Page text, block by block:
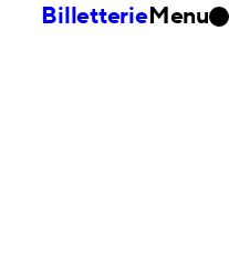
BilletterieMenu